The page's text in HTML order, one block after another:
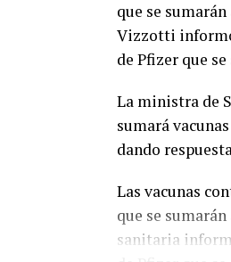
que se
Vizzotti
de Pfizer que
La ministra de
sumará
dando
Las vacunas
que se
sanitaria